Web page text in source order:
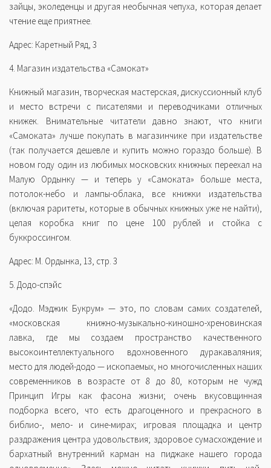
зайцы, эколеденцы и другая необычная чепуха, которая делает
чтение еще приятнее.
Адрес: Каретный Ряд, 3
4. Магазин издательства «Самокат»
Книжный магазин, творческая мастерская, дискуссионный клуб
и место встречи с писателями и переводчиками отличных
книжек. Внимательные читатели давно знают, что книги
«Самоката» лучше покупать в магазинчике при издательстве
(так получается дешевле и купить можно гораздо больше). В
новом году один из любимых московских книжных переехал на
Малую Ордынку — и теперь у «Самоката» больше места,
потолок-небо и лампы-облака, все книжки издательства
(включая раритеты, которые в обычных книжных уже не найти),
целая коробка книг по цене 100 рублей и стойка с
буккроссингом.
Адрес: М. Ордынка, 13, стр. 3
5. Додо-спэйс
«Додо. Мэджик Букрум» — это, по словам самих создателей,
«московская книжно-музыкально-киношно-хреновинская
лавка, где мы создаем пространство качественного
высокоинтеллектуального вдохновенного дуракаваляния;
место для людей-додо — ископаемых, но многочисленных наших
современников в возрасте от 8 до 80, которым не чужд
Принцип Игры как фасона жизни; очень вкусовщинная
подборка всего, что есть драгоценного и прекрасного в
библио-, мело- и сине-мирах; игровая площадка и центр
раздражения центра удовольствия; здоровое сумасхождение и
бархатный внутренний карман на пиджаке нашего города